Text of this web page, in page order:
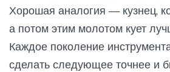
Хорошая аналогия — кузнец,
а потом этим молотом кует
Каждое поколение
сделать следующее точнее и